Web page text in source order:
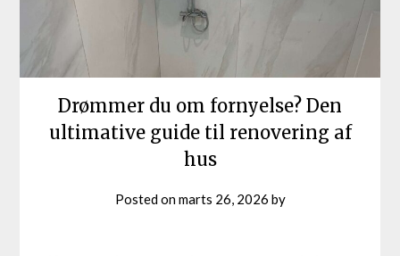
Drømmer du om fornyelse? Den
ultimative guide til renovering af
hus
Posted onmarts 26, 2026 by